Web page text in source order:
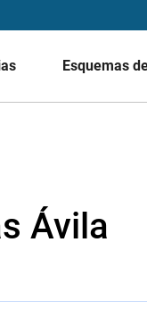
Esquemas
Ávila